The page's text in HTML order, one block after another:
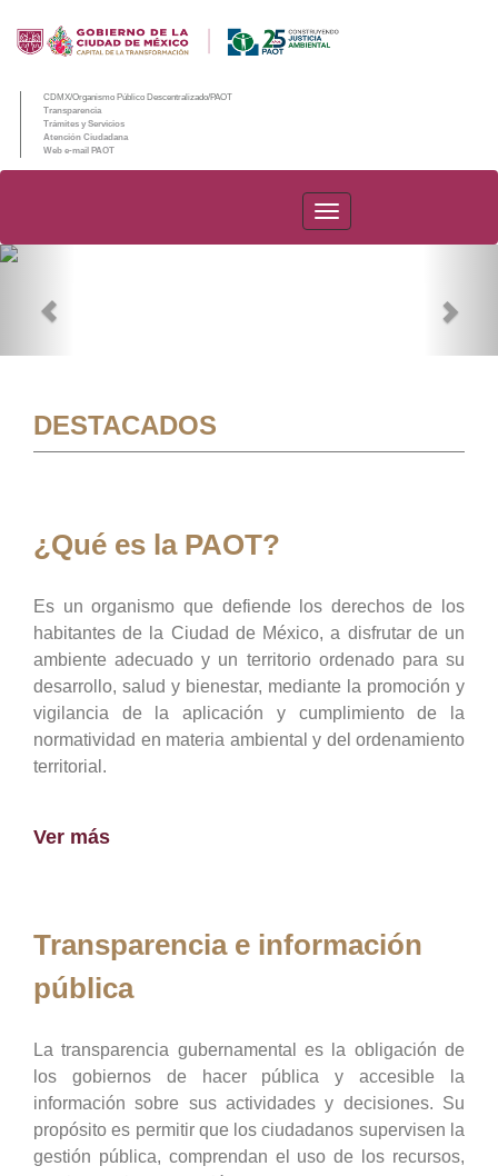
CDMX/Organismo Público Descentralizado/PAOT
Transparencia
Trámites y Servicios
Atención Ciudadana
Web e-mail PAOT
PAOT
DESTACADOS
¿Qué es la PAOT?
Es un organismo que defiende los derechos de los
habitantes de la Ciudad de México, a disfrutar de un
ambiente adecuado y un territorio ordenado para su
desarrollo, salud y bienestar, mediante la promoción y
vigilancia de la aplicación y cumplimiento de la
normatividad en materia ambiental y del ordenamiento
territorial.
Ver más
Transparencia e información
pública
La transparencia gubernamental es la obligación de
los gobiernos de hacer pública y accesible la
información sobre sus actividades y decisiones. Su
propósito es permitir que los ciudadanos supervisen la
gestión pública, comprendan el uso de los recursos,